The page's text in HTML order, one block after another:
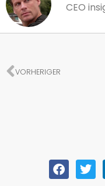
CEO
VORHERIGER